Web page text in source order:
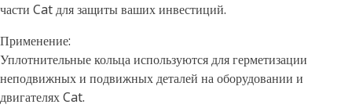
части Cat для защиты ваших инвестиций.
Применение:
Уплотнительные кольца используются для герметизации
неподвижных и подвижных деталей на оборудовании и
двигателях Cat.